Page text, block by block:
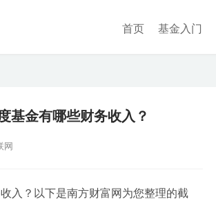
首页 基金入门
基金有哪些财务收入？
网
入？以下是南方财富网为您整理的截